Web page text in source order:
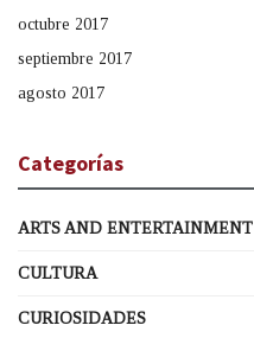
octubre 2017
septiembre 2017
agosto 2017
Categorías
ARTS AND ENTERTAINMENT
CULTURA
CURIOSIDADES